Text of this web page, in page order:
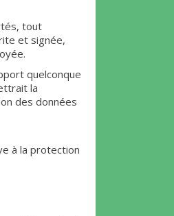
tout
et signée,
quelconque
la
des données
à la protection